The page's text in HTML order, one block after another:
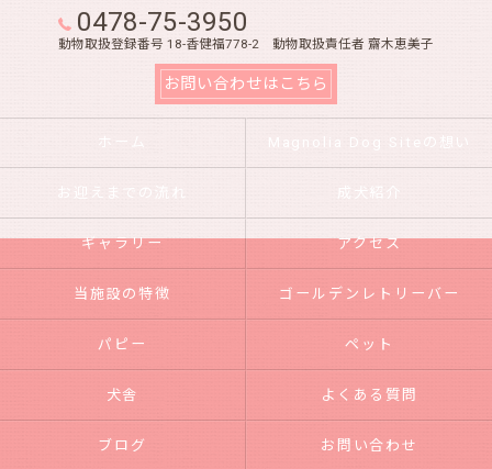
0478-75-3950
動物取扱登録番号 18-香健福778-2 動物取扱責任者 齋木恵美子
お問い合わせはこちら
ホーム Magnolia Dog Siteの想い
お迎えまでの流れ 成犬紹介
ギャラリー アクセス
当施設の特徴 ゴールデンレトリーバー
パピー ペット
犬舎 よくある質問
ブログ お問い合わせ